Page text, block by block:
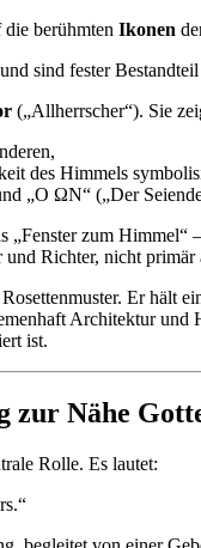
berühmten Ikonen
sind fester
(„Allherrscher“). Sie
des Himmels
„Ο ΩΝ“ („Der
zum
Richter, nicht primär
zur Nähe
Rolle. Es lautet: